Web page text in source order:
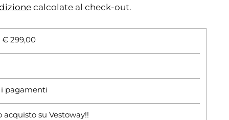
calcolate al check-out.
€ 299,00
i pagamenti
su Vestoway!!